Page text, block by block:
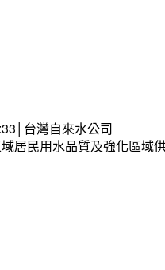
台灣自來水公司
居民用水品質及強化區域